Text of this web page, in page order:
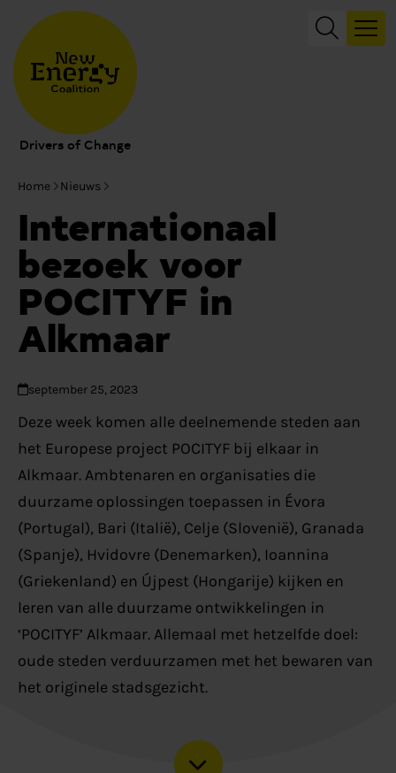
Drivers of Change
Home Nieuws
Internationaal
bezoek voor
POCITYF in
Alkmaar
september 25, 2023
Deze week komen alle deelnemende steden aan
het Europese project POCITYF bij elkaar in
Alkmaar. Ambtenaren en organisaties die
duurzame oplossingen toepassen in Évora
(Portugal), Bari (Italië), Celje (Slovenië), Granada
(Spanje), Hvidovre (Denemarken), Ioannina
(Griekenland) en Újpest (Hongarije) kijken en
leren van alle duurzame ontwikkelingen in
‘POCITYF’ Alkmaar. Allemaal met hetzelfde doel:
oude steden verduurzamen met het bewaren van
het originele stadsgezicht.